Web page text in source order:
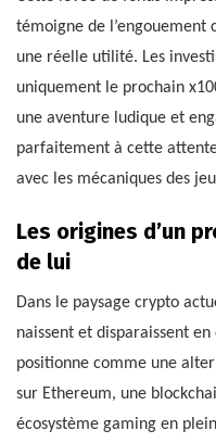
témoigne de
une réelle utilité. Les
uniquement le prochain
une aventure ludique et
parfaitement à cette
avec les mécaniques des
Les origines d’un
de lui
Dans le paysage crypto
naissent et disparaissent
positionne comme une
sur Ethereum, une
écosystème gaming en